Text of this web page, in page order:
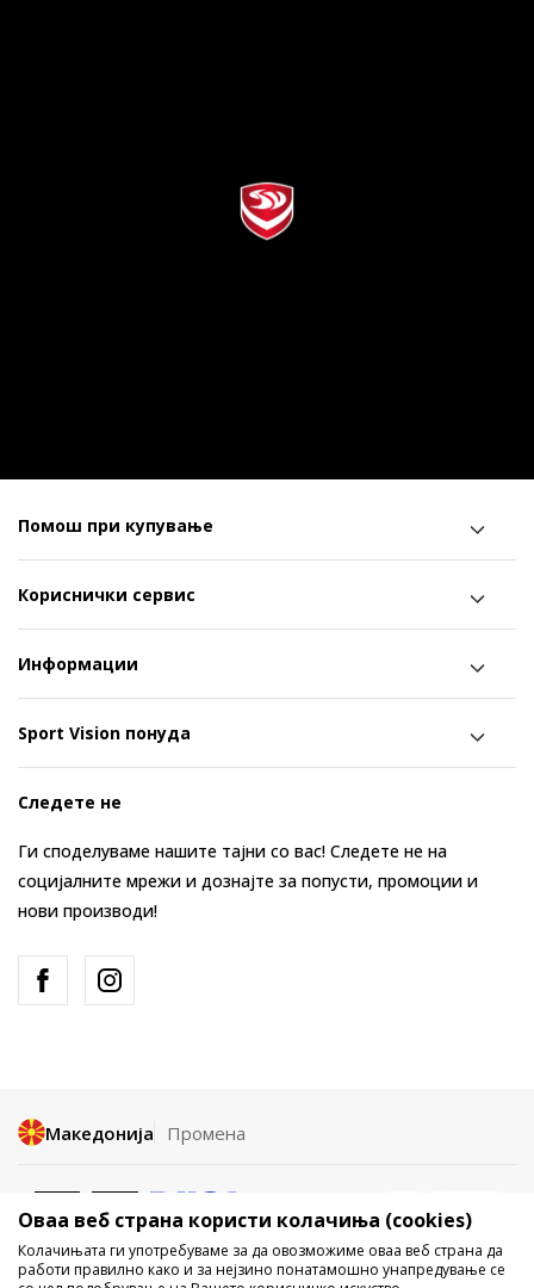
Помош при купување
Кориснички сервис
Информации
Sport Vision понуда
Следете не
Ги споделуваме нашите тајни со вас! Следете не на
социјалните мрежи и дознајте за попусти, промоции и
нови производи!
Македонија Промена
Оваа веб страна користи колачиња (cookies)
Колачињата ги употребуваме за да овозможиме оваа веб страна да
работи правилно како и за нејзино понатамошно унапредување се